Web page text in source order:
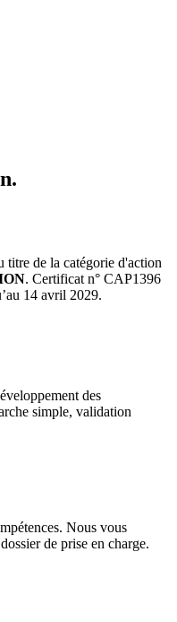
titre de la catégorie d'action
. Certificat n° CAP1396
14 avril 2029.
des
simple, validation
Nous vous
de prise en charge.